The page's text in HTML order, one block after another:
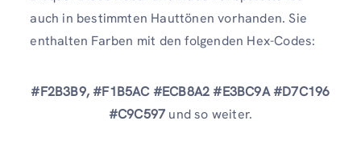
auch in bestimmten Hauttönen vorhanden. Sie
enthalten Farben mit den folgenden Hex-Codes:
#F2B3B9, #F1B5AC #ECB8A2 #E3BC9A #D7C196
#C9C597 und so weiter.